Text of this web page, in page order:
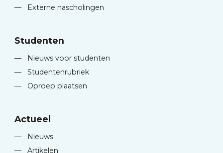
—
Externe nascholingen
Studenten
—
Nieuws voor studenten
—
Studentenrubriek
—
Oproep plaatsen
Actueel
—
Nieuws
—
Artikelen